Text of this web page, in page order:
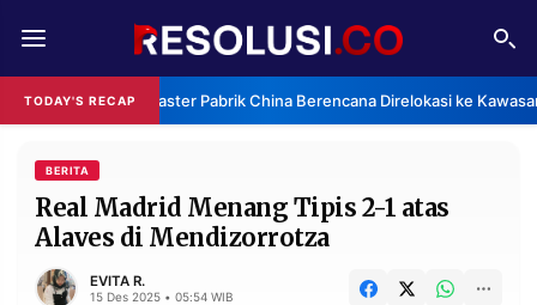
TODAY'S RECAPKlaster Pabrik China Berencana Direlokasi ke
REDAKSI TENTANG
RESOLUSI IKLAN
RUBRIKASI
EDITORIAL
BERITA
Real Madrid Menang Tipis 2-1 atas
Alaves di Mendizorrotza
EVITA R.
15 Des 2025 • 05:54 WIB